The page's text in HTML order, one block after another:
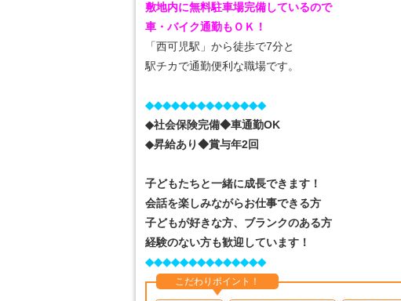
敷地内に無料駐車場完備しているので
車・バイク通勤もＯＫ！
「西可児駅」から徒歩で7分と
駅チカで通勤便利な職場です。
◆◆◆◆◆◆◆◆◆◆◆◆◆◆
◆社会保険完備◆車通勤OK
◆昇給あり◆賞与年2回
子どもたちと一緒に成長できます！
会話を楽しみながらお仕事できる方
子どもが好きな方、ブランクのある方
経験のない方も歓迎しています！
◆◆◆◆◆◆◆◆◆◆◆◆◆◆
こだわりポイント！